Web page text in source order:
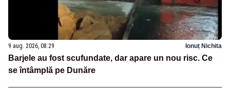
9 aug. 2026, 08:29 Ionuț Nichita
Barjele au fost scufundate, dar apare un nou risc. Ce
se întâmplă pe Dunăre